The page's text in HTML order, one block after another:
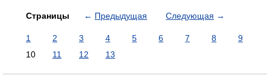
Страницы ← Предыдущая Следующая →
1 2 3 4 5 6 7 8
9
10
11 12 13